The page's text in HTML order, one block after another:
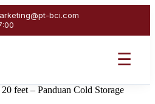
bci.com
☰
feet – Panduan Cold Storage